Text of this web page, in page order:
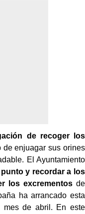
de recoger los
de enjuagar sus orines
El Ayuntamiento
y recordar a los
los excrementosde
ha arrancado esta
mes de abril. En este